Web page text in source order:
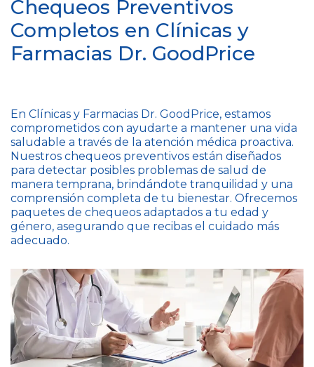
Chequeos Preventivos
Completos en Clínicas y
Farmacias Dr. GoodPrice
En Clínicas y Farmacias Dr. GoodPrice, estamos
comprometidos con ayudarte a mantener una vida
saludable a través de la atención médica proactiva.
Nuestros chequeos preventivos están diseñados
para detectar posibles problemas de salud de
manera temprana, brindándote tranquilidad y una
comprensión completa de tu bienestar. Ofrecemos
paquetes de chequeos adaptados a tu edad y
género, asegurando que recibas el cuidado más
adecuado.